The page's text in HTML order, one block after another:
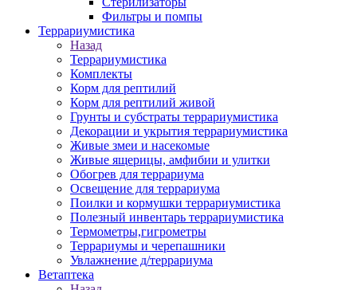
Фильтры и помпы
Террариумистика
Назад
Террариумистика
Комплекты
Корм для рептилий
Корм для рептилий живой
Грунты и субстраты террариумистика
Декорации и укрытия террариумистика
Живые змеи и насекомые
Живые ящерицы, амфибии и улитки
Обогрев для террариума
Освещение для террариума
Поилки и кормушки террариумистика
Полезный инвентарь террариумистика
Термометры,гигрометры
Террариумы и черепашники
Увлажнение д/террариума
Ветаптека